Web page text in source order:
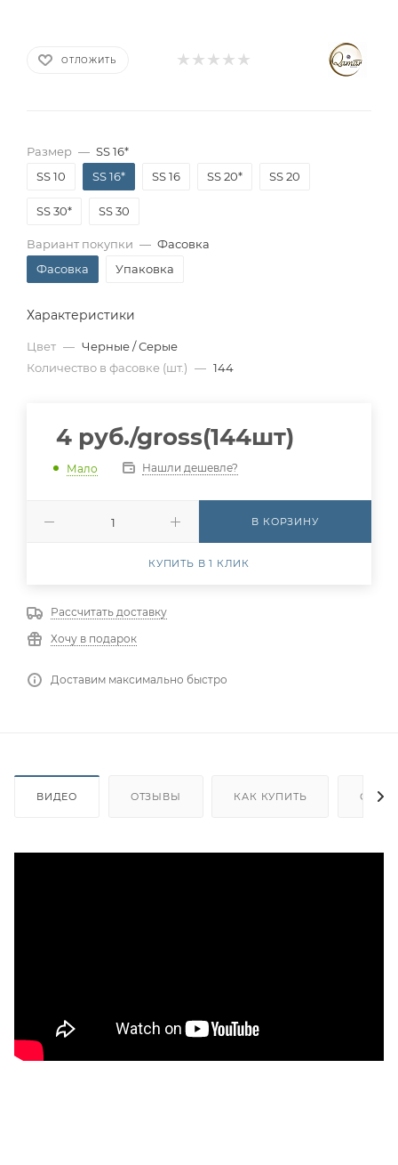
ОТЛОЖИТЬ
Размер — SS 16*
SS 10
SS 16* SS 16 SS 20* SS 20
SS 30* SS 30
Вариант покупки — Фасовка
Фасовка
Упаковка
Характеристики
Цвет — Черные / Серые
Количество в фасовке (шт.) — 144
4 руб./gross(144шт)
Мало Нашли дешевле?
В КОРЗИНУ
КУПИТЬ В 1 КЛИК
Рассчитать доставку
Хочу в подарок
Доставим максимально быстро
ВИДЕО ОТЗЫВЫ КАК КУПИТЬ